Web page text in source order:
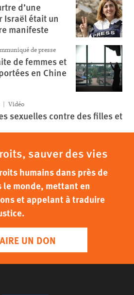
d’une
Israël était un
manifeste
de presse
de femmes et
en Chine
Vidéo
sexuelles contre des filles et
sauver des vies
humains dans près de
le monde, mettant en
et appelant à traduire
UN DON